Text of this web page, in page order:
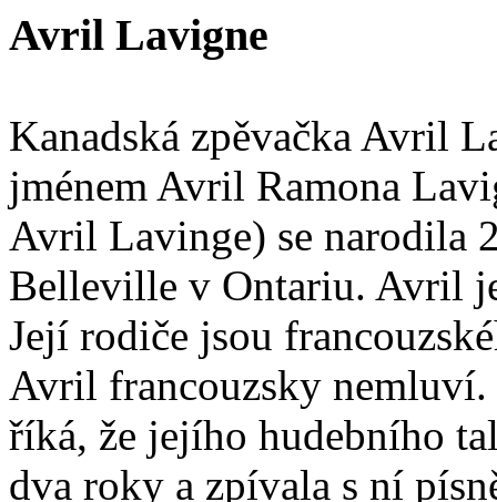
Avril Lavigne
Kanadská zpěvačka Avril
jménem Avril Ramona
Avril Lavinge) se narodila
Belleville v Ontariu. Avril
Její rodiče jsou
Avril francouzsky
říká, že jejího hudebního
dva roky a zpívala s ní